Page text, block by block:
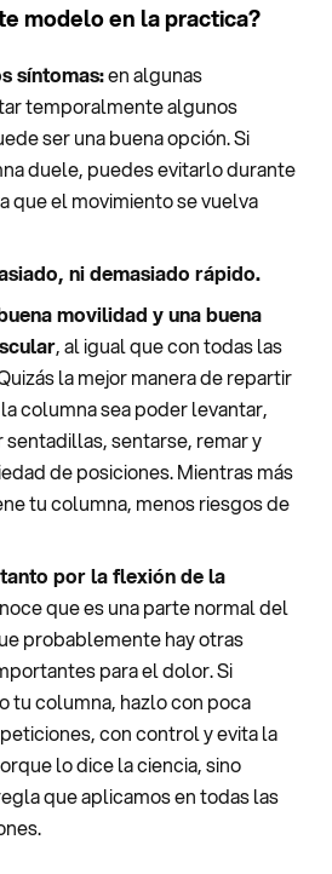
modelo en la practica?
síntomas:en algunas
temporalmente algunos
ser una buena opción. Si
duele, puedes evitarlo durante
que el movimiento se vuelva
ni demasiado rápido.
movilidad y una buena
, al igual que con todas las
la mejor manera de repartir
columna sea poder levantar,
sentarse, remar y
de posiciones. Mientras más
tu columna, menos riesgos de
por la flexión de la
que es una parte normal del
probablemente hay otras
para el dolor. Si
tu columna, hazlo con poca
con control y evita la
lo dice la ciencia, sino
que aplicamos en todas las